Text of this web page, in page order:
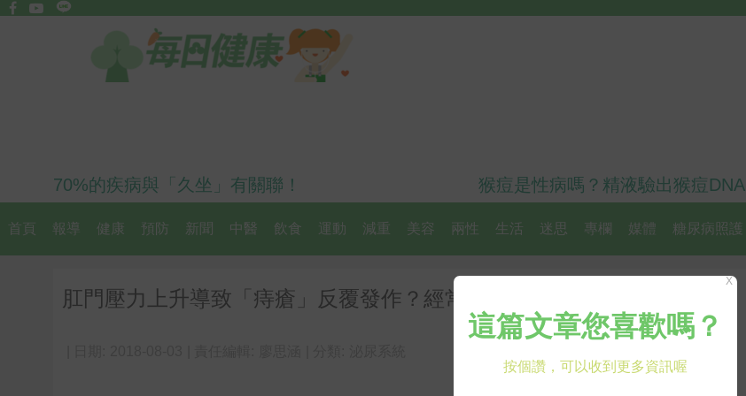
70%的疾病與「久坐」有關聯！ 猴痘是性病嗎？精液驗出猴痘DNA
首頁 報導 健康 預防 新聞 中醫 飲食 運動 減重 美容 兩性 生活 迷思 專欄 媒體 糖尿病照護
肛門壓力上升導致「痔瘡」反覆發作？經常做這7件事有效預防
X